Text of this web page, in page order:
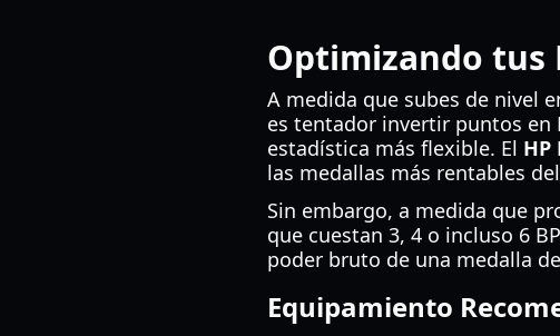
Optimizando tus
A medida que subes de nivel
es tentador invertir puntos en
estadística más flexible. El HP
las medallas más rentables
Sin embargo, a medida que
que cuestan 3, 4 o incluso 6
poder bruto de una medalla
Equipamiento